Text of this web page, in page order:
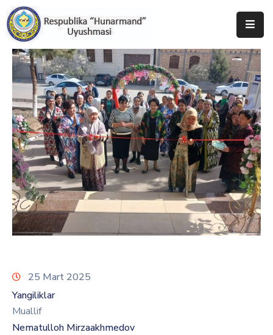
Bosh
Sahifa
Uyushma
Haqida
Tadbirlar
Milliy
Katalog
Matbuot
Xizmati
25 Mart 2025
Yangiliklar
Muallif
Nematulloh Mirzaakhmedov